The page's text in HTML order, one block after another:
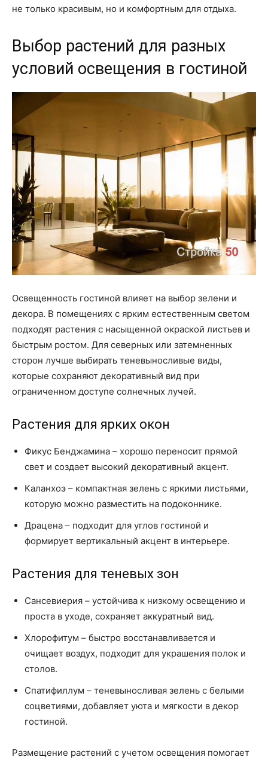
не только красивым, но и комфортным для отдыха.
Выбор растений для разных
условий освещения в гостиной
Освещенность гостиной влияет на выбор зелени и
декора. В помещениях с ярким естественным светом
подходят растения с насыщенной окраской листьев и
быстрым ростом. Для северных или затемненных
сторон лучше выбирать теневыносливые виды,
которые сохраняют декоративный вид при
ограниченном доступе солнечных лучей.
Растения для ярких окон
Фикус Бенджамина – хорошо переносит прямой
свет и создает высокий декоративный акцент.
Каланхоэ – компактная зелень с яркими листьями,
которую можно разместить на подоконнике.
Драцена – подходит для углов гостиной и
формирует вертикальный акцент в интерьере.
Растения для теневых зон
Сансевиерия – устойчива к низкому освещению и
проста в уходе, сохраняет аккуратный вид.
Хлорофитум – быстро восстанавливается и
очищает воздух, подходит для украшения полок и
столов.
Спатифиллум – теневыносливая зелень с белыми
соцветиями, добавляет уюта и мягкости в декор
гостиной.
Размещение растений с учетом освещения помогает